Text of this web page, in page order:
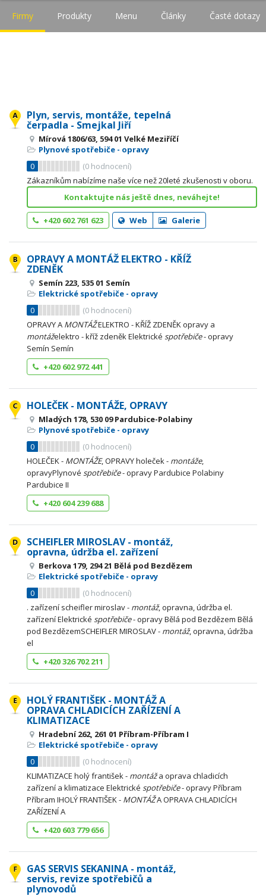
Firmy Produkty Menu Články Časté dotazy
Plyn, servis, montáže, tepelná
čerpadla - Smejkal Jiří
Mírová 1806/63, 594 01 Velké Meziříčí
Plynové spotřebiče - opravy
0
(0 hodnocení)
Zákazníkům nabízíme naše více než 20leté zkušenosti v oboru.
Kontaktujte nás ještě dnes, neváhejte!
+420 602 761 623 Web Galerie
OPRAVY A MONTÁŽ ELEKTRO - KŘÍŽ
ZDENĚK
Semín 223, 535 01 Semín
Elektrické spotřebiče - opravy
0
(0 hodnocení)
OPRAVY A MONTÁŽELEKTRO - KŘÍŽ ZDENĚK opravy a
montáželektro - kříž zdeněk Elektrické spotřebiče- opravy
Semín Semín
+420 602 972 441
HOLEČEK - MONTÁŽE, OPRAVY
Mladých 178, 530 09 Pardubice-Polabiny
Plynové spotřebiče - opravy
0
(0 hodnocení)
HOLEČEK - MONTÁŽE, OPRAVY holeček - montáže,
opravyPlynové spotřebiče- opravy Pardubice Polabiny
Pardubice II
+420 604 239 688
SCHEIFLER MIROSLAV - montáž,
opravna, údržba el. zařízení
Berkova 179, 294 21 Bělá pod Bezdězem
Elektrické spotřebiče - opravy
0
(0 hodnocení)
. zařízení scheifler miroslav - montáž, opravna, údržba el.
zařízení Elektrické spotřebiče- opravy Bělá pod Bezdězem Bělá
pod BezdězemSCHEIFLER MIROSLAV - montáž, opravna, údržba
el
+420 326 702 211
HOLÝ FRANTIŠEK - MONTÁŽ A
OPRAVA CHLADICÍCH ZAŘÍZENÍ A
KLIMATIZACE
Hradební 262, 261 01 Příbram-Příbram I
Elektrické spotřebiče - opravy
0
(0 hodnocení)
KLIMATIZACE holý františek - montáža oprava chladicích
zařízení a klimatizace Elektrické spotřebiče- opravy Příbram
Příbram IHOLÝ FRANTIŠEK - MONTÁŽA OPRAVA CHLADICÍCH
ZAŘÍZENÍ A
+420 603 779 656
GAS SERVIS SEKANINA - montáž,
servis, revize spotřebičů a
plynovodů